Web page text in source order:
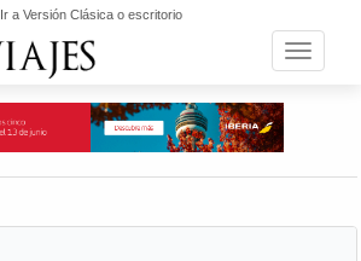
Ir a Versión Clásica o escritorio
Toggle